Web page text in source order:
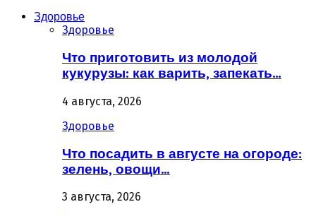
Здоровье
Здоровье
Что приготовить из молодой
кукурузы: как варить, запекать…
4 августа, 2026
Здоровье
Что посадить в августе на огороде:
зелень, овощи…
3 августа, 2026